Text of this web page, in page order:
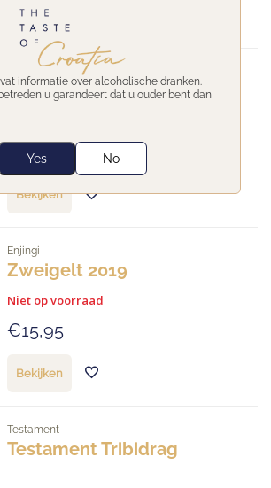
Bekijken
Pošip
€18,45
Bekijken
Enjingi
Zweigelt 2019
Niet op voorraad
€15,95
Bekijken
Testament
Testament Tribidrag
informatie over alcoholische dranken.
u garandeert dat u ouder bent dan
Yes No